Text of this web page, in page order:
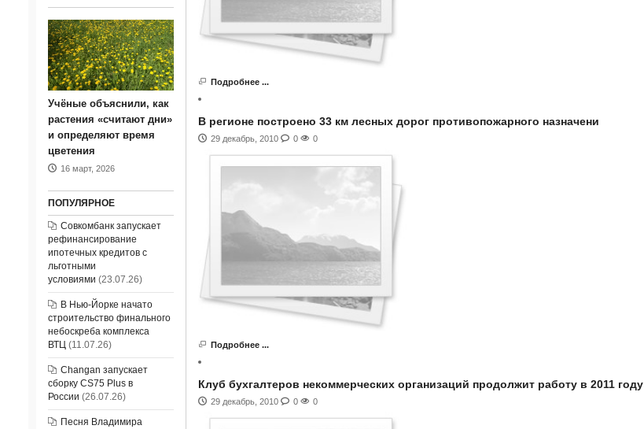
Подробнее ...
В регионе построено 33 км лесных дорог противопожарного назначени
29 декабрь, 2010 0 0
Подробнее ...
Клуб бухгалтеров некоммерческих организаций продолжит работу в 2011 году
29 декабрь, 2010 0 0
Учёные объяснили, как
растения «считают дни»
и определяют время
цветения
16 март, 2026
ПОПУЛЯРНОЕ
Совкомбанк запускает
рефинансирование
ипотечных кредитов с
льготными
условиями (23.07.26)
В Нью-Йорке начато
строительство финального
небоскреба комплекса
ВТЦ(11.07.26)
Changan запускает
сборку CS75 Plus в
России (26.07.26)
Песня Владимира